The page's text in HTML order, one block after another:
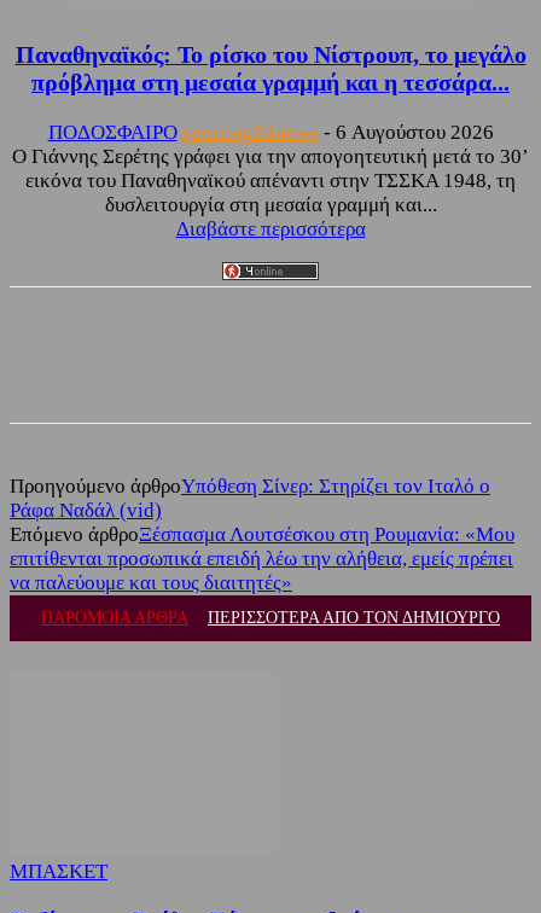
Παναθηναϊκός: Το ρίσκο του Νίστρουπ, το μεγάλο
πρόβλημα στη μεσαία γραμμή και η τεσσάρα...
ΠΟΔΟΣΦΑΙΡΟ sporting24news - 6 Αυγούστου 2026
Ο Γιάννης Σερέτης γράφει για την απογοητευτική μετά το 30’
εικόνα του Παναθηναϊκού απέναντι στην ΤΣΣΚΑ 1948, τη
δυσλειτουργία στη μεσαία γραμμή και...
Διαβάστε περισσότερα
Προηγούμενο άρθροΥπόθεση Σίνερ: Στηρίζει τον Ιταλό ο
Ράφα Ναδάλ (vid)
Επόμενο άρθροΞέσπασμα Λουτσέσκου στη Ρουμανία: «Μου
επιτίθενται προσωπικά επειδή λέω την αλήθεια, εμείς πρέπει
να παλεύουμε και τους διαιτητές»
ΠΑΡΟΜΟΙΑ ΑΡΘΡΑ ΠΕΡΙΣΣΟΤΕΡΑ ΑΠΟ ΤΟΝ ΔΗΜΙΟΥΡΓΟ
ΜΠΑΣΚΕΤ